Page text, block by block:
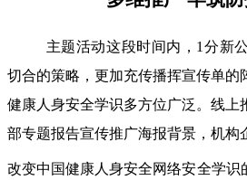
主题活动这段时间内，1分新
切合的策略，更加充传播挥宣传单的
健康人身安全学识多方位广泛。线上
部专题报告宣传推广海报背景，机构
改变中国健康人身安全网络安全学识